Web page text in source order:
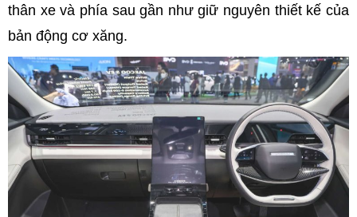
thân xe và phía sau gần như giữ nguyên thiết kế của
bản động cơ xăng.